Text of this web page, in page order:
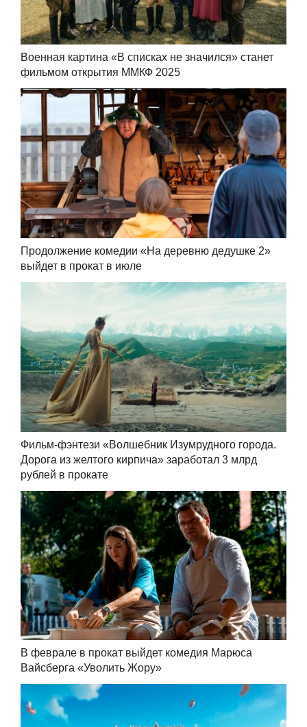
Военная картина «В списках не значился» станет
фильмом открытия ММКФ 2025
Продолжение комедии «На деревню дедушке 2»
выйдет в прокат в июле
Фильм-фэнтези «Волшебник Изумрудного города.
Дорога из желтого кирпича» заработал 3 млрд
рублей в прокате
В феврале в прокат выйдет комедия Марюса
Вайсберга «Уволить Жору»